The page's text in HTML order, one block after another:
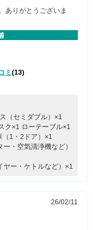
ありがとうございま
ミ (13)
（セミダブル）×1
ク×1 ローテーブル×1
（1・2ドア）×1
・空気清浄機など）
ー・ケトルなど）×1
26/02/11